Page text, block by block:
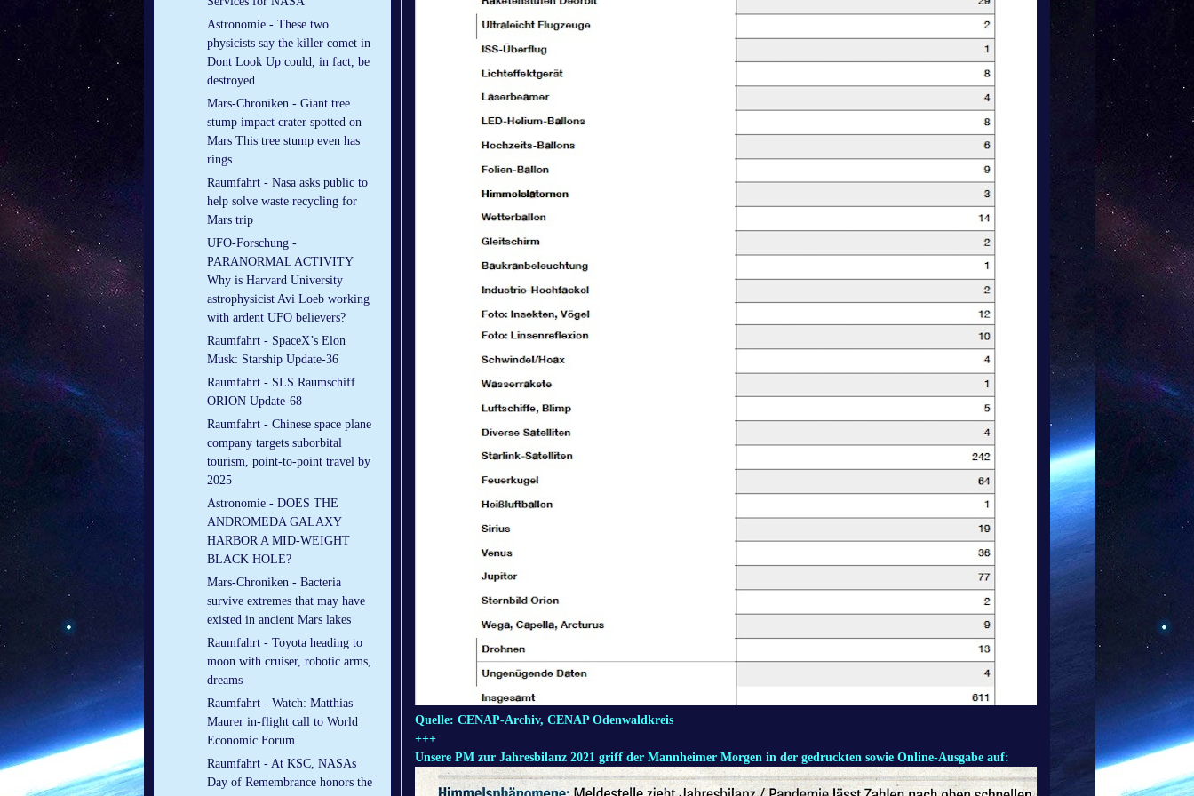
Astronomie - These two
physicists say the killer comet in
Dont Look Up could, in fact, be
destroyed
Mars-Chroniken - Giant tree
stump impact crater spotted on
Mars This tree stump even has
rings.
Raumfahrt - Nasa asks public to
help solve waste recycling for
Mars trip
UFO-Forschung -
PARANORMAL ACTIVITY
Why is Harvard University
astrophysicist Avi Loeb working
with ardent UFO believers?
Raumfahrt - SpaceX’s Elon
Musk: Starship Update-36
Raumfahrt - SLS Raumschiff
ORION Update-68
Raumfahrt - Chinese space plane
company targets suborbital
tourism, point-to-point travel by
2025
Astronomie - DOES THE
ANDROMEDA GALAXY
HARBOR A MID-WEIGHT
BLACK HOLE?
Mars-Chroniken - Bacteria
survive extremes that may have
existed in ancient Mars lakes
Raumfahrt - Toyota heading to
moon with cruiser, robotic arms,
dreams
Raumfahrt - Watch: Matthias
Maurer in-flight call to World
Economic Forum
Raumfahrt - At KSC, NASAs
Day of Remembrance honors the
Quelle: CENAP-Archiv, CENAP Odenwaldkreis
+++
Unsere PM zur Jahresbilanz 2021 griff der Mannheimer Morgen in der gedruckten sowie Online-Ausgabe auf: